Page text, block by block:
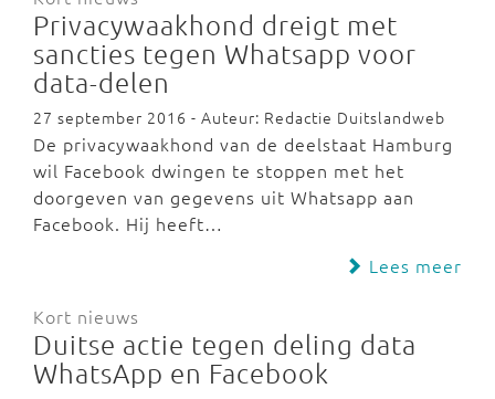
Privacywaakhond dreigt met
sancties tegen Whatsapp voor
data-delen
27 september 2016 - Auteur: Redactie Duitslandweb
De privacywaakhond van de deelstaat Hamburg
wil Facebook dwingen te stoppen met het
doorgeven van gegevens uit Whatsapp aan
Facebook. Hij heeft…
Lees meer
Kort nieuws
Duitse actie tegen deling data
WhatsApp en Facebook